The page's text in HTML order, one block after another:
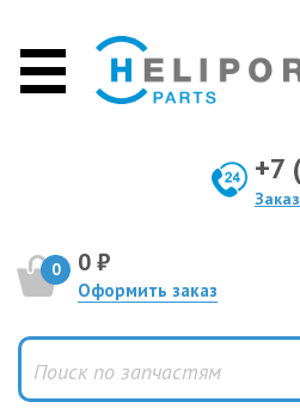
+7
0 0 ₽
Оформить заказ